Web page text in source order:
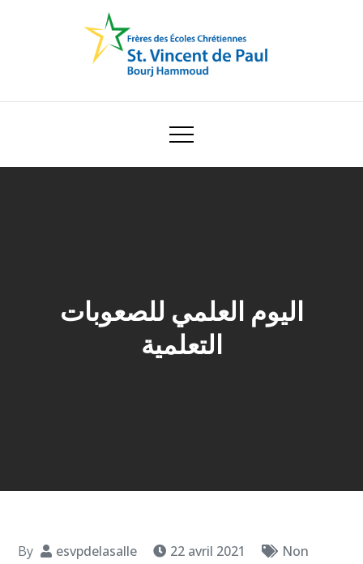
Ecole Saint Vincent de Paul
اليوم العلمي للصعوبات
التعلمية
By esvpdelasalle 22 avril 2021
Non